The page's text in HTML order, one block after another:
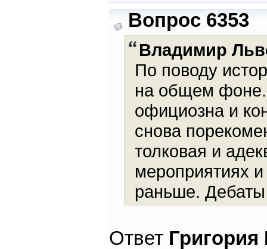
Вопрос 6353
Владимир
По поводу
на общем
официозна и
снова
толковая и
мероприятиях
раньше.
Ответ